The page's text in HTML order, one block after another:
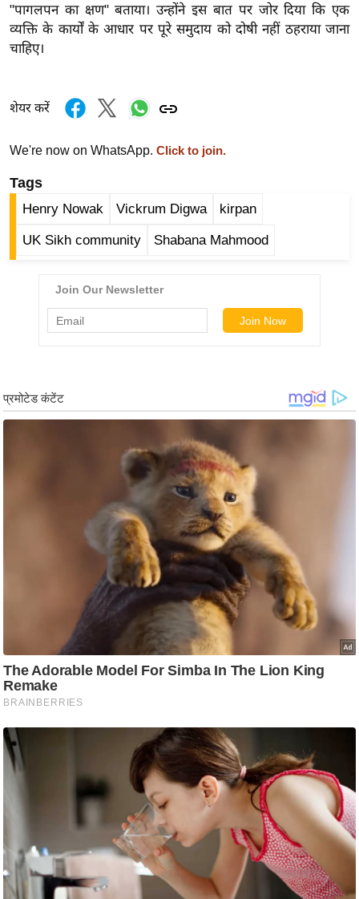
ज
न
ज
बॉ
वु
ड
हॉ
वु
B
r
ला
इ
फ
इ
ल
जी
ब्यू
टी
"पागलपन का क्षण" बताया। उन्होंने इस बात पर जोर दिया कि एक
व्यक्ति के कार्यों के आधार पर पूरे समुदाय को दोषी नहीं ठहराया जाना
चाहिए।
शेयर करें
We're now on WhatsApp. Click to join.
Tags
Henry Nowak Vickrum Digwa kirpan
UK Sikh community Shabana Mahmood